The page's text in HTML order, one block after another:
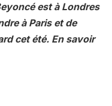
est à Londres
à Paris et de
cet été. En savoir